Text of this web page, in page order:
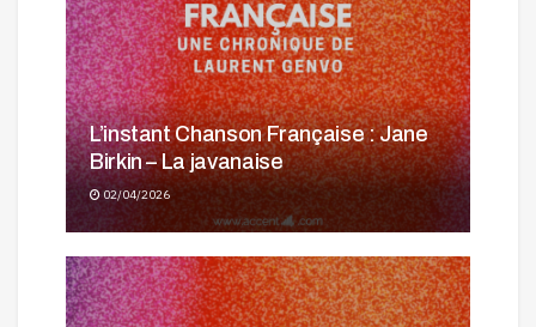
L’instant Chanson Française : Jane
Birkin – La javanaise
02/04/2026